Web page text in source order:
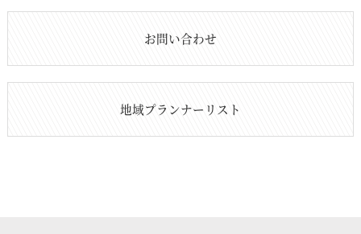
お問い合わせ
地域プランナーリスト